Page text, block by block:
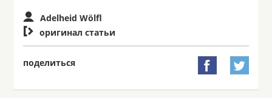
Adelheid Wölfl
 оригинал статьи
поделиться  